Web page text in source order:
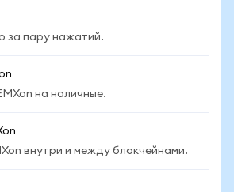
за пару нажатий.
на наличные.
внутри и между блокчейнами.